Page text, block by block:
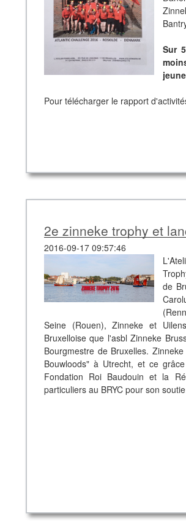
Sur
Pour télécharger le rapport
2e zinneke trophy et
2016-09-17 09:57:46
de
Seine (Rouen), Zinneke et
Bruxelloise que l'asbl Zinneke
Bourgmestre de Bruxelles.
Bouwloods" à Utrecht, et ce
Fondation Roi Baudouin et la
particuliers au BRYC pour son